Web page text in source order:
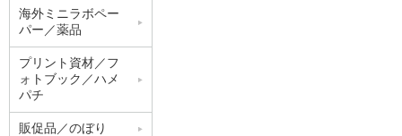
海外ミニラボペー
パー／薬品
プリント資材／フ
ォトブック／ハメ
パチ
販促品／のぼり